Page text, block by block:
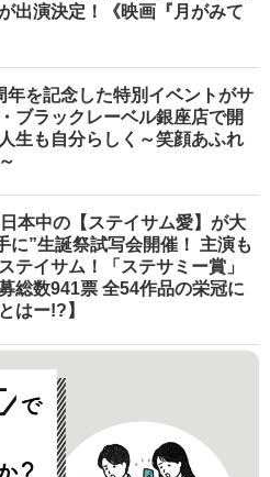
出演決定！《映画『月がみて
年を記念した特別イベントがサ
ブラックレーベル銀座店で開
生も自分らしく～笑顔あふれ
日本中の【ステイサム愛】が大
に”生誕祭試写会開催！ 主演も
テイサム！「ステサミー賞」
総数941票 全54作品の栄冠に
はー!?】